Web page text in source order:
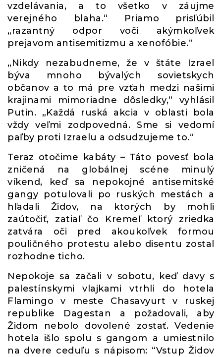
vzdelávania, a to všetko v záujme
verejného blaha.“ Priamo prisľúbil
„razantný odpor voči akýmkoľvek
prejavom antisemitizmu a xenofóbie.“
„Nikdy nezabudneme, že v štáte Izrael
býva mnoho bývalých sovietskych
občanov a to má pre vzťah medzi našimi
krajinami mimoriadne dôsledky,“ vyhlásil
Putin. „Každá ruská akcia v oblasti bola
vždy veľmi zodpovedná. Sme si vedomí
paľby proti Izraelu a odsudzujeme to.“
Teraz otočime kabáty – Táto povesť bola
zničená na globálnej scéne minulý
víkend, keď sa nepokojné antisemitské
gangy potulovali po ruských mestách a
hľadali Židov, na ktorých by mohli
zaútočiť, zatiaľ čo Kremeľ ktorý zriedka
zatvára oči pred akoukoľvek formou
pouličného protestu alebo disentu zostal
rozhodne ticho.
Nepokoje sa začali v sobotu, keď davy s
palestínskymi vlajkami vtrhli do hotela
Flamingo v meste Chasavyurt v ruskej
republike Dagestan a požadovali, aby
Židom nebolo dovolené zostať. Vedenie
hotela išlo spolu s gangom a umiestnilo
na dvere ceduľu s nápisom: “Vstup Židov